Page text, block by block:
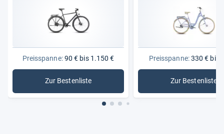
Preisspanne:90 € bis 1.150 €
Zur Bestenliste
: Fahrräder
Preisspanne:330 € bis
Zur Bestenliste
: